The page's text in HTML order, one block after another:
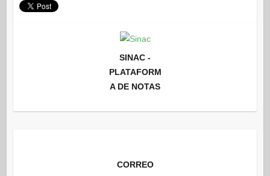
SINAC -
PLATAFORM
A DE NOTAS
CORREO